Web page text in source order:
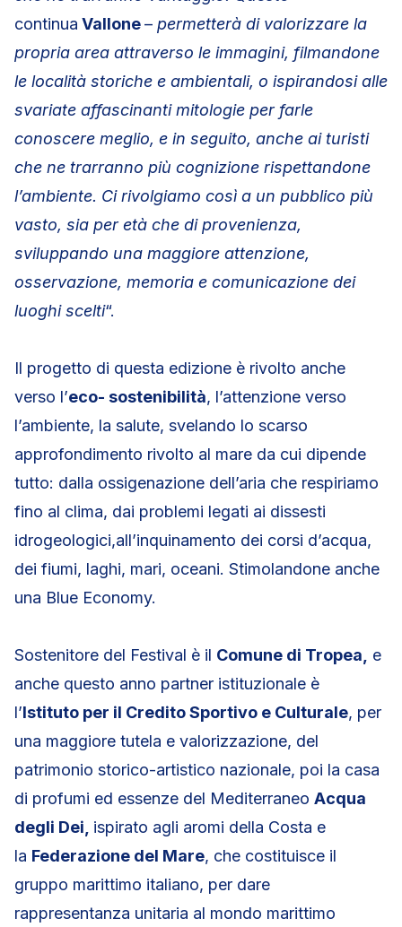
continua Vallone– permetterà di valorizzare la
propria area attraverso le immagini, filmandone
le località storiche e ambientali, o ispirandosi alle
svariate affascinanti mitologie per farle
conoscere meglio, e in seguito, anche ai turisti
che ne trarranno più cognizione rispettandone
l’ambiente. Ci rivolgiamo così a un pubblico più
vasto, sia per età che di provenienza,
sviluppando una maggiore attenzione,
osservazione, memoria e comunicazione dei
luoghi scelti“.
Il progetto di questa edizione è rivolto anche
verso l’eco- sostenibilità, l’attenzione verso
l’ambiente, la salute, svelando lo scarso
approfondimento rivolto al mare da cui dipende
tutto: dalla ossigenazione dell’aria che respiriamo
fino al clima, dai problemi legati ai dissesti
idrogeologici,all’inquinamento dei corsi d’acqua,
dei fiumi, laghi, mari, oceani. Stimolandone anche
una Blue Economy.
Sostenitore del Festival è il Comune di Tropea,
e
anche questo anno partner istituzionale è
l’Istituto per il Credito Sportivo e Culturale, per
una maggiore tutela e valorizzazione, del
patrimonio storico-artistico nazionale, poi la casa
di profumi ed essenze del Mediterraneo Acqua
degli Dei, ispirato agli aromi della Costa e
la Federazione del Mare, che costituisce il
gruppo marittimo italiano, per dare
rappresentanza unitaria al mondo marittimo